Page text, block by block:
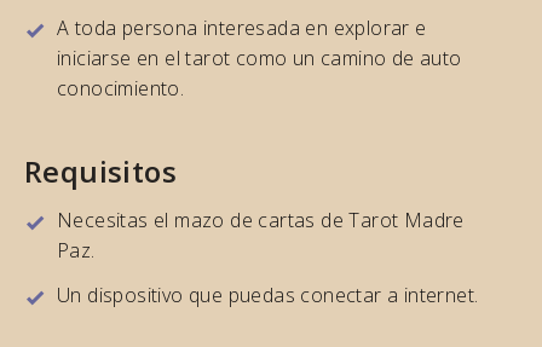
A toda persona interesada en explorar e
iniciarse en el tarot como un camino de auto
conocimiento.
Requisitos
Necesitas el mazo de cartas de Tarot Madre
Paz​.
Un dispositivo que puedas conectar a internet.